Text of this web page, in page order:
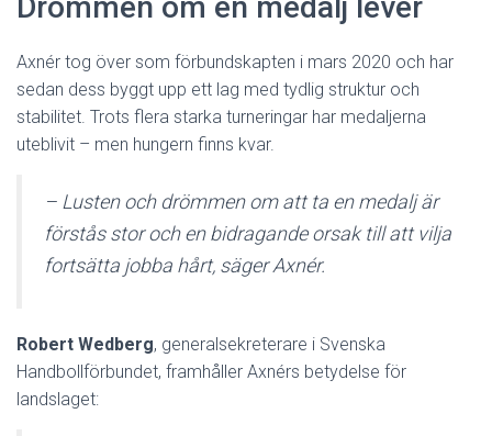
Axnér tog över som förbundskapten i mars 2020 och har
sedan dess byggt upp ett lag med tydlig struktur och
stabilitet. Trots flera starka turneringar har medaljerna
uteblivit – men hungern finns kvar.
– Lusten och drömmen om att ta en medalj är
förstås stor och en bidragande orsak till att vilja
fortsätta jobba hårt, säger Axnér.
Robert Wedberg, generalsekreterare i Svenska
Handbollförbundet, framhåller Axnérs betydelse för
landslaget: